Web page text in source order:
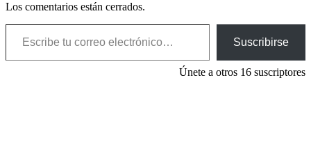
Los comentarios están cerrados.
Escribe tu correo electrónico…
Suscribirse
Únete a otros 16 suscriptores